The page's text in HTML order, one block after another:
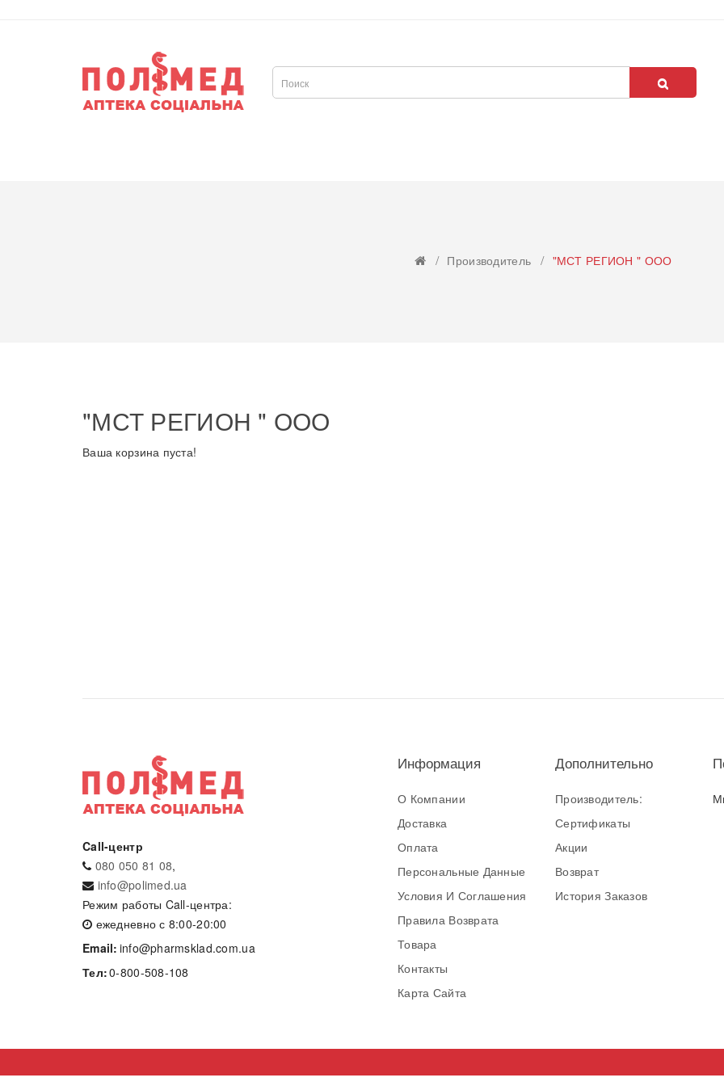
Производитель "МСТ РЕГИОН " ООО
"МСТ РЕГИОН " ООО
Ваша корзина пуста!
Call-центр
080 050 81 08,
info@polimed.ua
Режим работы Call-центра:
ежедневно с 8:00-20:00
Email: info@pharmsklad.com.ua
Тел:0-800-508-108
Информация
О Компании
Доставка
Оплата
Персональные Данные
Условия И Соглашения
Правила Возврата
Товара
Контакты
Карта Сайта
Дополнительно
Производитель:
Сертификаты
Акции
Возврат
История Заказов